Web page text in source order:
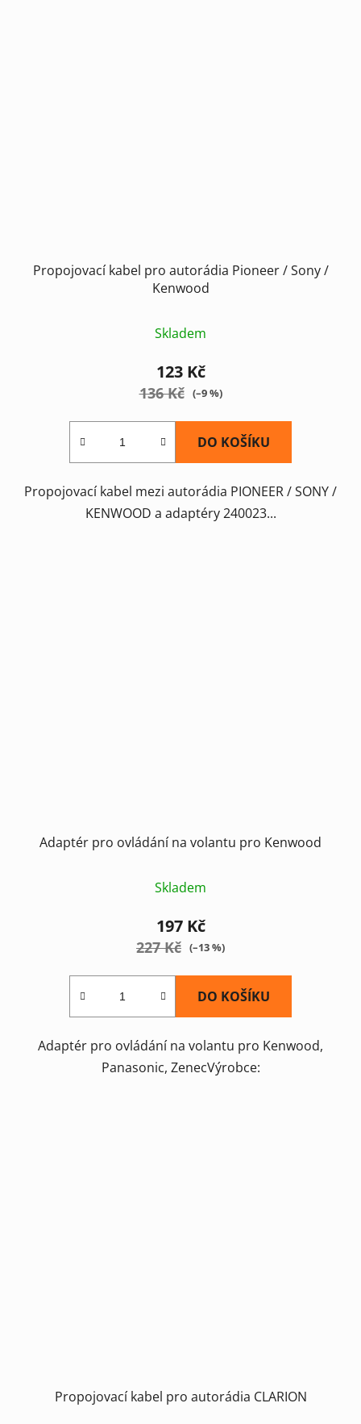
Propojovací kabel pro autorádia Pioneer / Sony /
Kenwood
Skladem
123 Kč
136 Kč (–9 %)
DO KOŠÍKU
Propojovací kabel mezi autorádia PIONEER / SONY /
KENWOOD a adaptéry 240023...
Adaptér pro ovládání na volantu pro Kenwood
Skladem
197 Kč
227 Kč (–13 %)
DO KOŠÍKU
Adaptér pro ovládání na volantu pro Kenwood,
Panasonic, ZenecVýrobce:
Propojovací kabel pro autorádia CLARION